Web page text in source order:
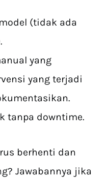
(tidak ada
yang
yang terjadi
tanpa downtime.
berhenti dan
Jawabannya jika